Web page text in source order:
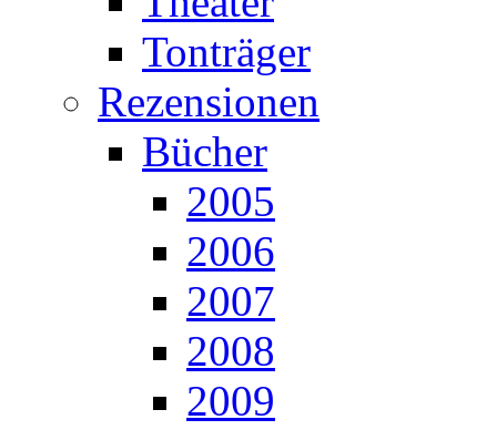
Tonträger
Rezensionen
Bücher
2005
2006
2007
2008
2009